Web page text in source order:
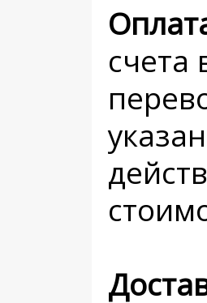
счета